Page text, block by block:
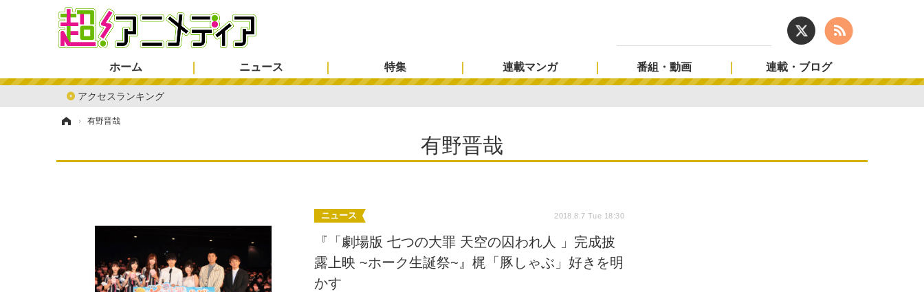
ホーム
アクセスランキング
ニュース 特集 連載マンガ 番組・動画 連載・ブログ
› 有野晋哉
有野晋哉
ニュース 2018.8.7 Tue 18:30
『「劇場版 七つの大罪 天空の囚われ人 」完成披
露上映 ~ホーク生誕祭~』梶「豚しゃぶ」好きを明
かす